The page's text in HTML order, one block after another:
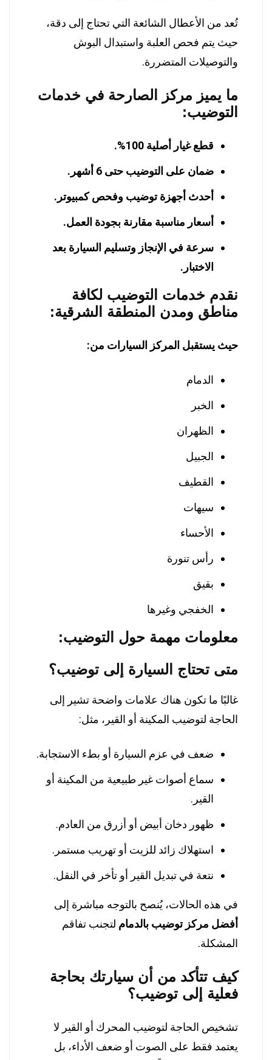
تُعد من الأعطال الشائعة التي تحتاج إلى دقة،
حيث يتم فحص العلبة واستبدال البوش
والتوصيلات المتضررة.
ما يميز مركز الصارحة في خدمات
التوضيب:
قطع غيار أصلية 100%.
ضمان على التوضيب حتى 6 أشهر.
أحدث أجهزة توضيب وفحص كمبيوتر.
أسعار مناسبة مقارنة بجودة العمل.
سرعة في الإنجاز وتسليم السيارة بعد
الاختبار.
نقدم خدمات التوضيب لكافة
مناطق ومدن المنطقة الشرقية:
حيث يستقبل المركز السيارات من:
الدمام
الخبر
الظهران
الجبيل
القطيف
سيهات
الأحساء
رأس تنورة
بقيق
الخفجي وغيرها
معلومات مهمة حول التوضيب:
متى تحتاج السيارة إلى توضيب؟
غالبًا ما تكون هناك علامات واضحة تشير إلى
الحاجة لتوضيب المكينة أو القير، مثل:
ضعف في عزم السيارة أو بطء الاستجابة.
سماع أصوات غير طبيعية من المكينة أو
القير.
ظهور دخان أبيض أو أزرق من العادم.
استهلاك زائد للزيت أو تهريب مستمر.
نتعة في تبديل القير أو تأخر في النقل.
في هذه الحالات، يُنصح بالتوجه مباشرة إلى
أفضل مركز توضيب بالدمام لتجنب تفاقم
المشكلة.
كيف تتأكد من أن سيارتك بحاجة
فعلية إلى توضيب؟
تشخيص الحاجة لتوضيب المحرك أو القير لا
يعتمد فقط على الصوت أو ضعف الأداء، بل